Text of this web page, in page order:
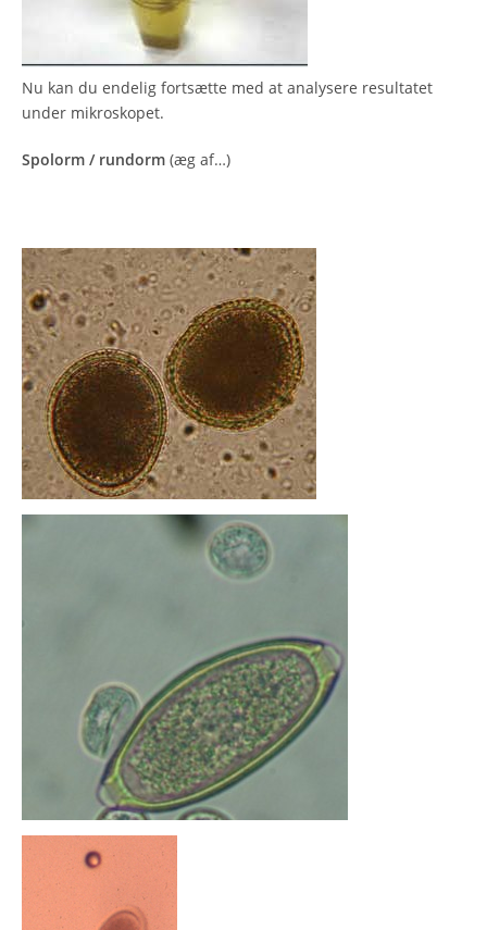
Nu kan du endelig fortsætte med at analysere resultatet
under mikroskopet.
Spolorm / rundorm (æg af…)